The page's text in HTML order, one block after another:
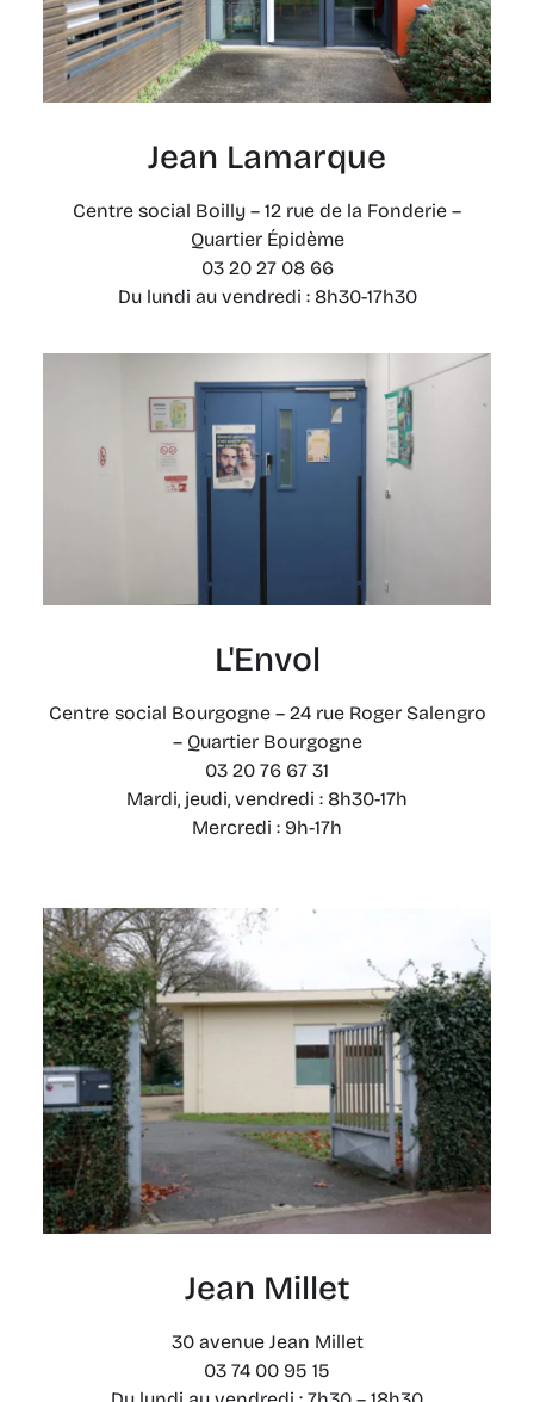
Jean Lamarque
Centre social Boilly – 12 rue de la Fonderie –
Quartier Épidème
03 20 27 08 66
Du lundi au vendredi : 8h30-17h30
L'Envol
Centre social Bourgogne – 24 rue Roger Salengro
– Quartier Bourgogne
03 20 76 67 31
Mardi, jeudi, vendredi : 8h30-17h
Mercredi : 9h-17h
Jean Millet
30 avenue Jean Millet
03 74 00 95 15